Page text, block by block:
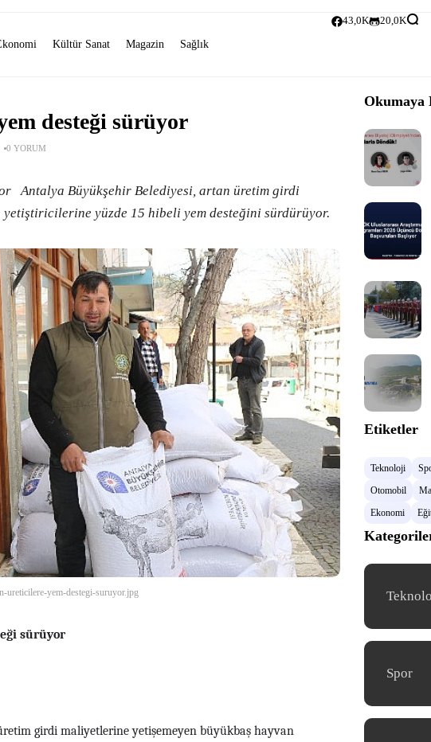
Kültür Sanat Magazin Sağlık
43,0K 20,0K
desteği sürüyor
0 YORUM
Antalya Büyükşehir Belediyesi, artan üretim girdi
yüzde 15 hibeli yem desteğini sürdürüyor.
ureticilere-yem-destegi-suruyor.jpg
sürüyor
girdi maliyetlerine yetişemeyen büyükbaş hayvan
Okumaya
Etiketler
Teknoloji
Otomobil
Ekonomi
Spor